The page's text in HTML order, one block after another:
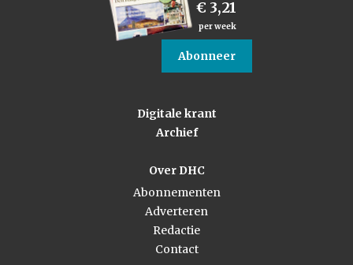
€ 3,21
per week
Abonneer
Digitale krant
Archief
Over DHC
Abonnementen
Adverteren
Redactie
Contact